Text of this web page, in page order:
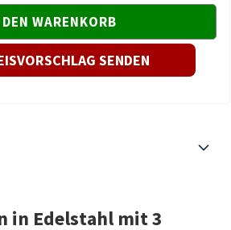
SENDEN
in Edelstahl mit 3